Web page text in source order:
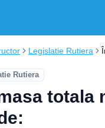
Legislatie Rutiera
Rutiera
totala